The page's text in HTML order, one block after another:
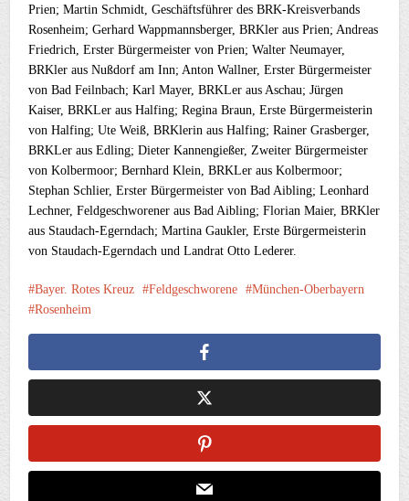
Prien; Martin Schmidt, Geschäftsführer des BRK-Kreisverbands
Rosenheim; Gerhard Wappmannsberger, BRKler aus Prien; Andreas
Friedrich, Erster Bürgermeister von Prien; Walter Neumayer,
BRKler aus Nußdorf am Inn; Anton Wallner, Erster Bürgermeister
von Bad Feilnbach; Karl Mayer, BRKLer aus Aschau; Jürgen
Kaiser, BRKLer aus Halfing; Regina Braun, Erste Bürgermeisterin
von Halfing; Ute Weiß, BRKlerin aus Halfing; Rainer Grasberger,
BRKLer aus Edling; Dieter Kannengießer, Zweiter Bürgermeister
von Kolbermoor; Bernhard Klein, BRKLer aus Kolbermoor;
Stephan Schlier, Erster Bürgermeister von Bad Aibling; Leonhard
Lechner, Feldgeschworener aus Bad Aibling; Florian Maier, BRKler
aus Staudach-Egerndach; Martina Gaukler, Erste Bürgermeisterin
von Staudach-Egerndach und Landrat Otto Lederer.
Bayer. Rotes Kreuz Feldgeschworene
München-Oberbayern
Rosenheim